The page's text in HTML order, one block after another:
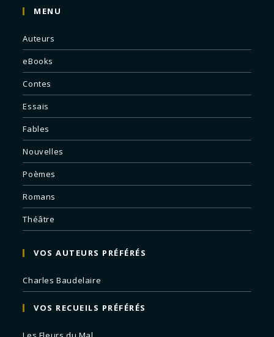
MENU
Auteurs
eBooks
Contes
Essais
Fables
Nouvelles
Poèmes
Romans
Théâtre
VOS AUTEURS PRÉFÉRÉS
Charles Baudelaire
VOS RECUEILS PRÉFÉRÉS